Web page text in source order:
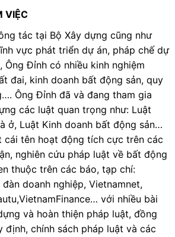
VIỆC
tác tại Bộ Xây dựng cũng như
vực phát triển dự án, pháp chế dự
Ông Đỉnh có nhiều kinh nghiệm
đai, kinh doanh bất động sản, quy
Ông Đỉnh đã và đang tham gia
các luật quan trọng như: Luật
ở, Luật Kinh doanh bất động sản…
cái tên hoạt động tích cực trên các
nghiên cứu pháp luật về bất động
thuộc trên các báo, tạp chí:
đàn doanh nghiệp, Vietnamnet,
với nhiều bài
và hoàn thiện pháp luật, đồng
định, chính sách pháp luật và các